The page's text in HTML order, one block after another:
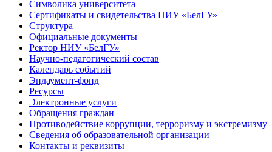
Символика университета
Сертификаты и свидетельства НИУ «БелГУ»
Структура
Официальные документы
Ректор НИУ «БелГУ»
Научно-педагогический состав
Календарь событий
Эндаумент-фонд
Ресурсы
Электронные услуги
Обращения граждан
Противодействие коррупции, терроризму и экстремизму
Сведения об образовательной организации
Контакты и реквизиты